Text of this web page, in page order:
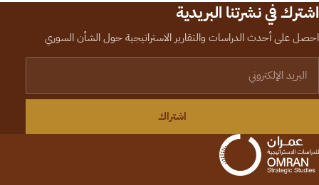
اشترك في نشرتنا البريدية
احصل على أحدث الدراسات والتقارير الاستراتيجية حول الشأن السوري
اشتراك